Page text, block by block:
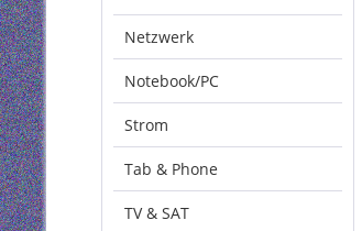
Netzwerk
Notebook/PC
Strom
Tab & Phone
TV & SAT